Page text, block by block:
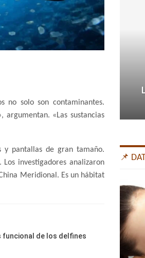
no solo son contaminantes.
«Las sustancias
y pantallas de gran tamaño.
investigadores analizaron
Meridional. Es un hábitat
funcional de los delfines
📌